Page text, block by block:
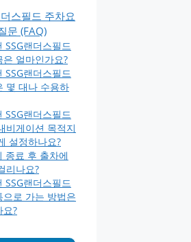
스필드 주차요
문 (FAQ)
SSG랜더스필드
은 얼마인가요?
SSG랜더스필드
몇 대나 수용하
SSG랜더스필드
비게이션 목적지
설정하나요?
종료 후 출차에
리나요?
SSG랜더스필드
으로 가는 방법은
요?